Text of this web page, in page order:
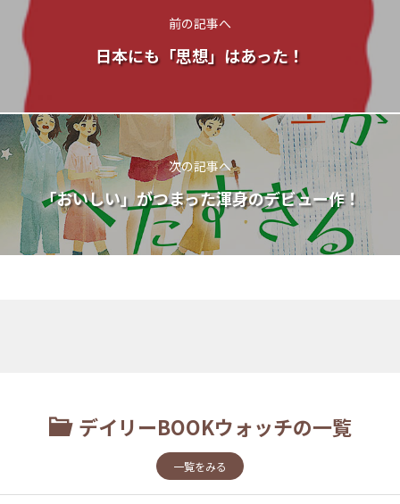
前の記事へ
日本にも「思想」はあった！
次の記事へ
「おいしい」がつまった渾身のデビュー作！
デイリーBOOKウォッチの一覧
一覧をみる